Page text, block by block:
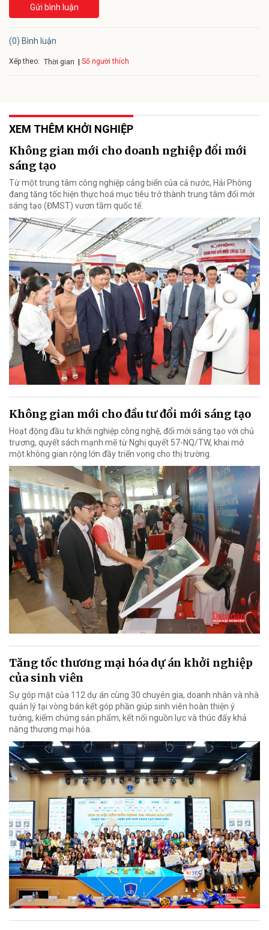
Gửi bình luận
(0) Bình luận
Xếp theo: Thời gian Số người thích
XEM THÊM KHỞI NGHIỆP
Không gian mới cho doanh nghiệp đổi mới
sáng tạo
Từ một trung tâm công nghiệp cảng biển của cả nước, Hải Phòng
đang tăng tốc hiện thực hoá mục tiêu trở thành trung tâm đổi mới
sáng tạo (ĐMST) vươn tầm quốc tế.
Không gian mới cho đầu tư đổi mới sáng tạo
Hoạt động đầu tư khởi nghiệp công nghệ, đổi mới sáng tạo với chủ
trương, quyết sách mạnh mẽ từ Nghị quyết 57-NQ/TW, khai mở
một không gian rộng lớn đầy triển vọng cho thị trường.
Tăng tốc thương mại hóa dự án khởi nghiệp
của sinh viên
Sự góp mặt của 112 dự án cùng 30 chuyên gia, doanh nhân và nhà
quản lý tại vòng bán kết góp phần giúp sinh viên hoàn thiện ý
tưởng, kiểm chứng sản phẩm, kết nối nguồn lực và thúc đẩy khả
năng thương mại hóa.